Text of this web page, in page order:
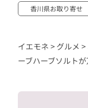
香川県お取り寄せ
イエモネ > グルメ >
ーブハーブソルト